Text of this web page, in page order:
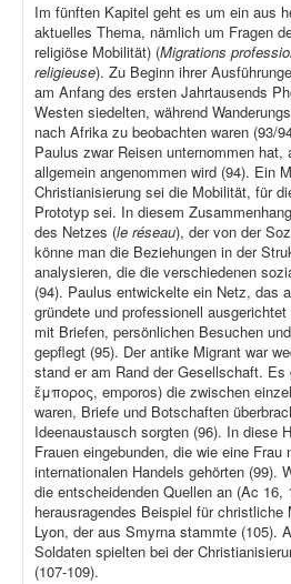
Im fünften Kapitel geht es um ein aus
aktuelles Thema, nämlich um Fragen
religiöse Mobilität) (Migrations
religieuse). Zu Beginn ihrer
am Anfang des ersten Jahrtausends
Westen siedelten, während
nach Afrika zu beobachten waren (93/
Paulus zwar Reisen unternommen
allgemein angenommen wird (94). Ein
Christianisierung sei die Mobilität, für
Prototyp sei. In diesem
des Netzes (le réseau), der von der
könne man die Beziehungen in der
analysieren, die die verschiedenen
(94). Paulus entwickelte ein Netz, das
gründete und professionell
mit Briefen, persönlichen Besuchen
gepflegt (95). Der antike Migrant war
stand er am Rand der Gesellschaft. Es
ἔμπορος, emporos) die zwischen
waren, Briefe und Botschaften
Ideenaustausch sorgten (96). In diese
Frauen eingebunden, die wie eine
internationalen Handels gehörten (99).
die entscheidenden Quellen an (Ac 16,
herausragendes Beispiel für
Lyon, der aus Smyrna stammte (105).
Soldaten spielten bei der
(107-109).